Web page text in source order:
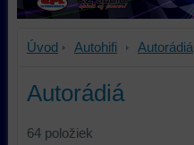
Úvod Autohifi Autorádiá
Autorádiá
64 položiek